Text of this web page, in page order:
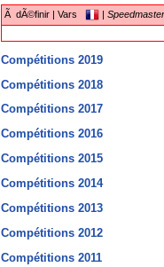
Ã dÃ©finir | Vars | Speedmaster
Compétitions 2019
Compétitions 2018
Compétitions 2017
Compétitions 2016
Compétitions 2015
Compétitions 2014
Compétitions 2013
Compétitions 2012
Compétitions 2011